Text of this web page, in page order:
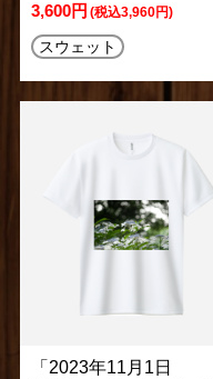
3,600円 (税込3,960円)
スウェット
「2023年11月1日